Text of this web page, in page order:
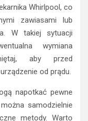
Whirlpool, co
zawiasami lub
W takiej sytuacji
wymiana
aby przed
od prądu.
napotkać pewne
samodzielnie
metody. Warto